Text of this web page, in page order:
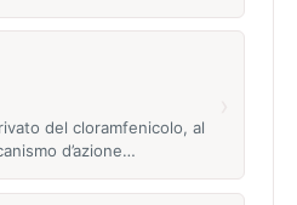
del cloramfenicolo, al
d’azione…